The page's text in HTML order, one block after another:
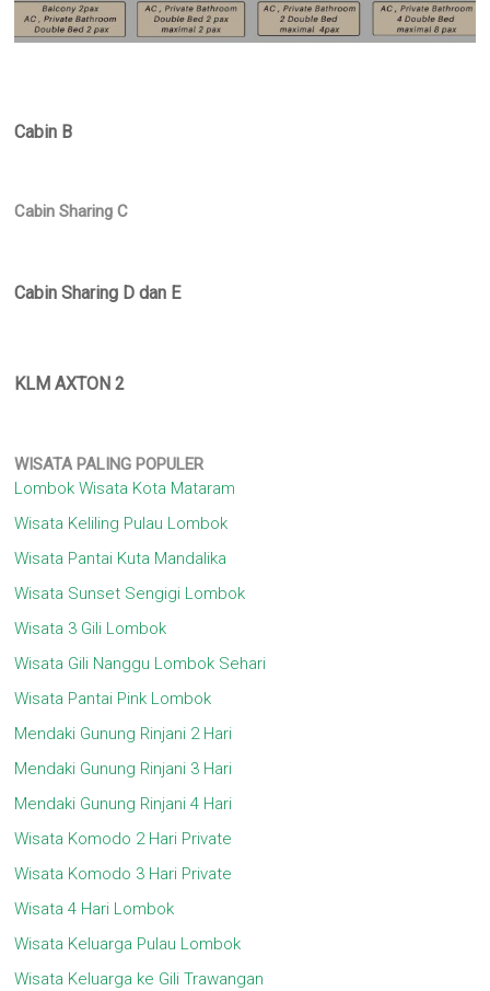
Cabin B
Cabin Sharing C
Cabin Sharing D dan E
KLM AXTON 2
WISATA PALING POPULER
Lombok Wisata Kota Mataram
Wisata Keliling Pulau Lombok
Wisata Pantai Kuta Mandalika
Wisata Sunset Sengigi Lombok
Wisata 3 Gili Lombok
Wisata Gili Nanggu Lombok Sehari
Wisata Pantai Pink Lombok
Mendaki Gunung Rinjani 2 Hari
Mendaki Gunung Rinjani 3 Hari
Mendaki Gunung Rinjani 4 Hari
Wisata Komodo 2 Hari Private
Wisata Komodo 3 Hari Private
Wisata 4 Hari Lombok
Wisata Keluarga Pulau Lombok
Wisata Keluarga ke Gili Trawangan